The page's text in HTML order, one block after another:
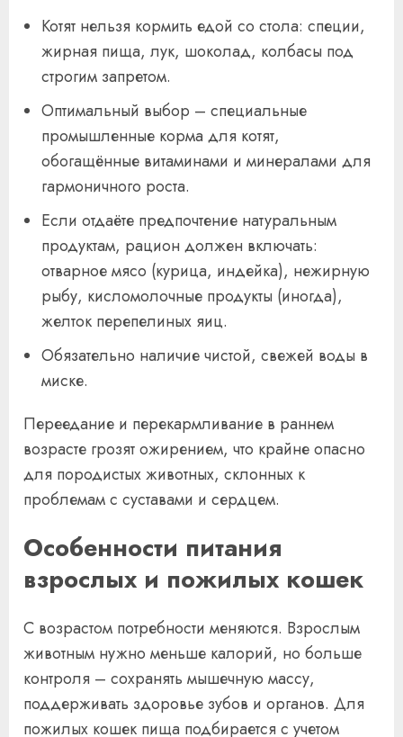
Котят нельзя кормить едой со стола: специи,
жирная пища, лук, шоколад, колбасы под
строгим запретом.
Оптимальный выбор – специальные
промышленные корма для котят,
обогащённые витаминами и минералами для
гармоничного роста.
Если отдаёте предпочтение натуральным
продуктам, рацион должен включать:
отварное мясо (курица, индейка), нежирную
рыбу, кисломолочные продукты (иногда),
желток перепелиных яиц.
Обязательно наличие чистой, свежей воды в
миске.
Переедание и перекармливание в раннем
возрасте грозят ожирением, что крайне опасно
для породистых животных, склонных к
проблемам с суставами и сердцем.
Особенности питания
взрослых и пожилых кошек
С возрастом потребности меняются. Взрослым
животным нужно меньше калорий, но больше
контроля – сохранять мышечную массу,
поддерживать здоровье зубов и органов. Для
пожилых кошек пища подбирается с учетом